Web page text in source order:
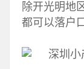
除开光明地
都可以落户口